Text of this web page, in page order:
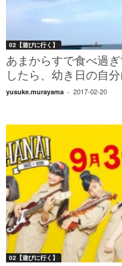
02【遊びに行く】
あまからすで食べ過
したら、幼き日の自分
yusuke.murayama - 2017-02-20
02【遊びに行く】